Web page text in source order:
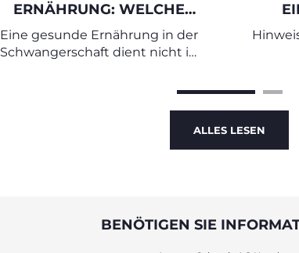
ERNÄHRUNG: WELCHE
LEBENSMITTEL SIND
EMPFEHLENSWERT UND
Eine gesunde Ernährung in der
Schwangerschaft dient nicht in
Gewichtskontrolle, sondern vor
ALLES LESEN
BENÖTIGEN SIE